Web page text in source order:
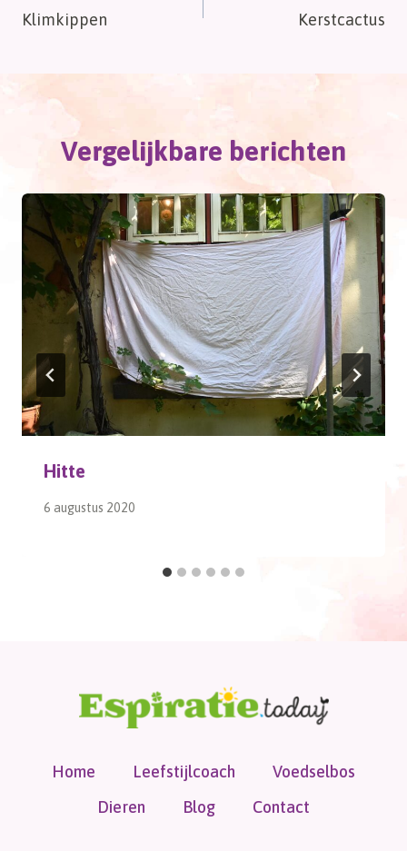
navigatie
Klimkippen Kerstcactus
Vergelijkbare berichten
Hitte
6 augustus 2020
Home Leefstijlcoach
Voedselbos
Dieren
Blog Contact